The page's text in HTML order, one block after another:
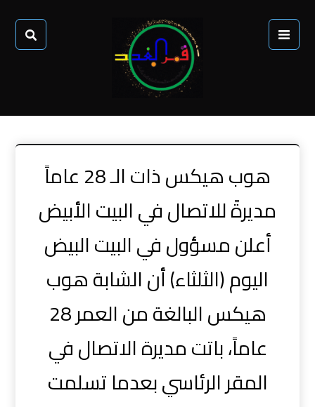
هوب هيكس ذات الـ 28 عاماً
مديرةً للاتصال في البيت الأبيض
أعلن مسؤول في البيت البيض
اليوم (الثلثاء) أن الشابة هوب
هيكس البالغة من العمر 28
عاماً، باتت مديرة الاتصال في
المقر الرئاسي بعدما تسلمت